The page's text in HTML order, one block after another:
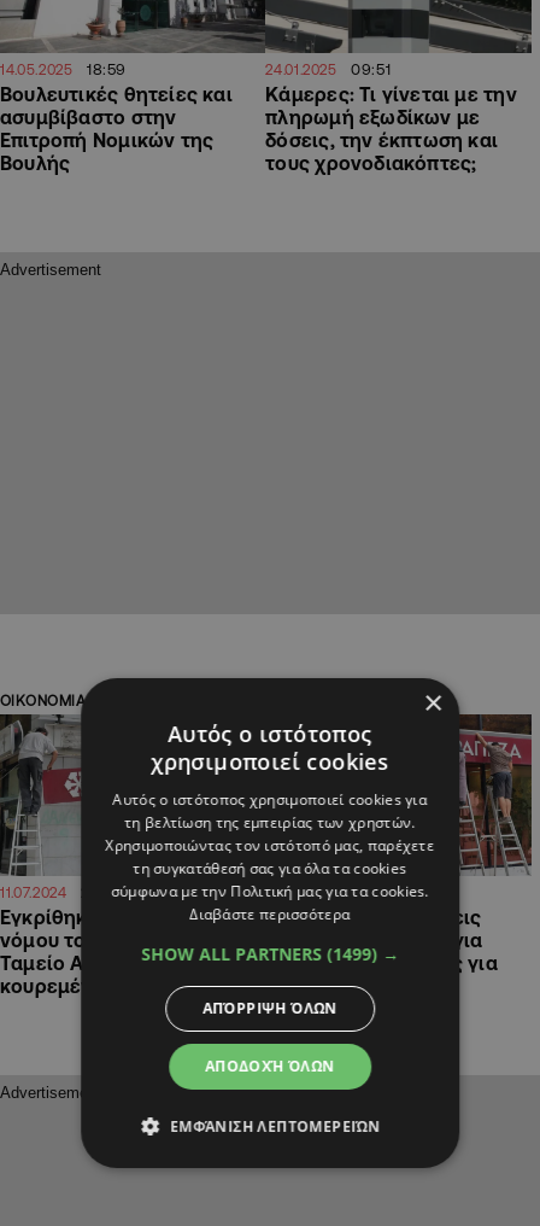
14.05.2025 18:59
Βουλευτικές θητείες και
ασυμβίβαστο στην
Επιτροπή Νομικών της
Βουλής
24.01.2025 09:51
Κάμερες: Τι γίνεται με την
πληρωμή εξωδίκων με
δόσεις, την έκπτωση και
τους χρονοδιακόπτες;
ΟΙΚΟΝΟΜΙΑ
11.07.2024 21:02
Εγκρίθηκαν προτάσεις
νόμου του Αβέρωφ για
Ταμείο Αλληλεγγύης για
κουρεμένους
11.07.2024 21:02
Εγκρίθηκαν προτάσεις
νόμου του Αβέρωφ για
Ταμείο Αλληλεγγύης για
κουρεμένους
×
Αυτός ο ιστότοπος
χρησιμοποιεί cookies
Αυτός ο ιστότοπος χρησιμοποιεί cookies για
τη βελτίωση της εμπειρίας των χρηστών.
Χρησιμοποιώντας τον ιστότοπό μας, παρέχετε
τη συγκατάθεσή σας για όλα τα cookies
σύμφωνα με την Πολιτική μας για τα cookies.
Διαβάστε περισσότερα
SHOW ALL PARTNERS (1499) →
ΑΠΟΔΟΧΉ ΌΛΩΝ
ΑΠΌΡΡΙΨΗ ΌΛΩΝ
ΕΜΦΆΝΙΣΗ ΛΕΠΤΟΜΕΡΕΙΏΝ